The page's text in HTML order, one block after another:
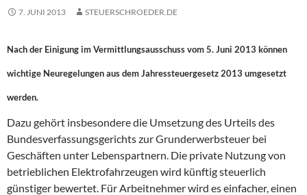
7. JUNI 2013 STEUERSCHROEDER.DE
Nach der Einigung im Vermittlungsausschuss vom 5. Juni 2013 können
wichtige Neuregelungen aus dem Jahressteuergesetz 2013 umgesetzt
werden.
Dazu gehört insbesondere die Umsetzung des Urteils des
Bundesverfassungsgerichts zur Grunderwerbsteuer bei
Geschäften unter Lebenspartnern. Die private Nutzung von
betrieblichen Elektrofahrzeugen wird künftig steuerlich
günstiger bewertet. Für Arbeitnehmer wird es einfacher, einen